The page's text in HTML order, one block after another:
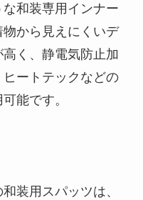
な和装専用インナー
から見えにくいデ
く、静電気防止加
ートテックなどの
能です。
装用スパッツは、